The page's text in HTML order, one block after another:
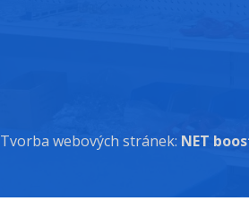
Tvorba webových stránek: NET